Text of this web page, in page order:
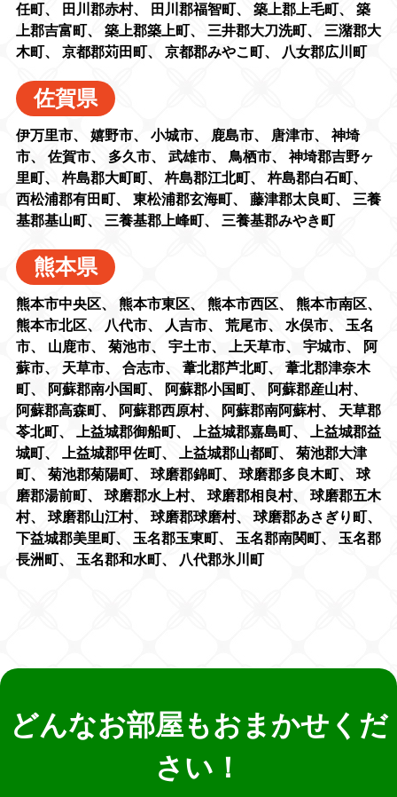
任町、 田川郡赤村、 田川郡福智町、 築上郡上毛町、 築
上郡吉富町、 築上郡築上町、 三井郡大刀洗町、 三潴郡大
木町、 京都郡苅田町、 京都郡みやこ町、 八女郡広川町
佐賀県
伊万里市、 嬉野市、 小城市、 鹿島市、 唐津市、神埼
市、 佐賀市、 多久市、 武雄市、 鳥栖市、神埼郡吉野ヶ
里町、 杵島郡大町町、 杵島郡江北町、 杵島郡白石町、
西松浦郡有田町、 東松浦郡玄海町、 藤津郡太良町、 三養
基郡基山町、 三養基郡上峰町、 三養基郡みやき町
熊本県
熊本市中央区、 熊本市東区、 熊本市西区、 熊本市南区、
熊本市北区、 八代市、 人吉市、 荒尾市、 水俣市、 玉名
市、 山鹿市、 菊池市、 宇土市、 上天草市、 宇城市、
阿
蘇市、 天草市、 合志市、 葦北郡芦北町、 葦北郡津奈木
町、 阿蘇郡南小国町、 阿蘇郡小国町、 阿蘇郡産山村、
阿蘇郡高森町、 阿蘇郡西原村、 阿蘇郡南阿蘇村、 天草郡
苓北町、 上益城郡御船町、 上益城郡嘉島町、
上益城郡益
城町、 上益城郡甲佐町、 上益城郡山都町、 菊池郡大津
町、 菊池郡菊陽町、 球磨郡錦町、 球磨郡多良木町、 球
磨郡湯前町、 球磨郡水上村、 球磨郡相良村、 球磨郡五木
村、 球磨郡山江村、 球磨郡球磨村、 球磨郡あさぎり町、
下益城郡美里町、 玉名郡玉東町、 玉名郡南関町、 玉名郡
長洲町、 玉名郡和水町、 八代郡氷川町
どんなお部屋もおまかせくだ
さい！